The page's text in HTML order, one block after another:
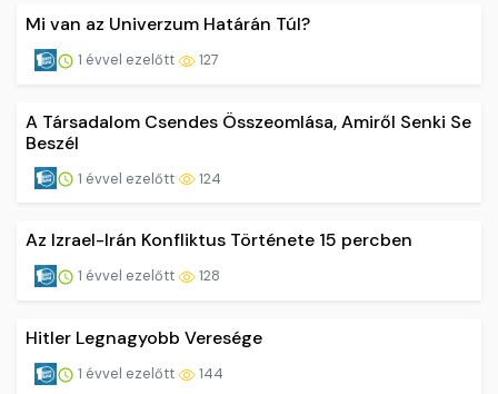
Mi van az Univerzum Határán Túl?
1 évvel ezelőtt 127
A Társadalom Csendes Összeomlása, Amiről Senki Se
Beszél
1 évvel ezelőtt 124
Az Izrael-Irán Konfliktus Története 15 percben
1 évvel ezelőtt 128
Hitler Legnagyobb Veresége
1 évvel ezelőtt 144